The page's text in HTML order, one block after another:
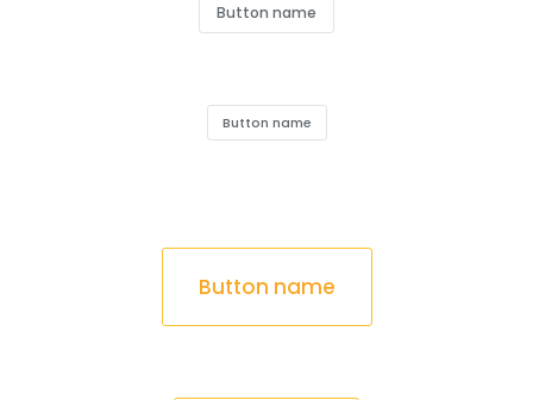
Button name
Button name
Button name